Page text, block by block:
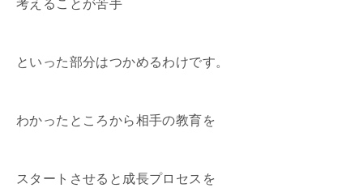
考えることが苦手
といった部分はつかめるわけです。
わかったところから相手の教育を
スタートさせると成長プロセスを